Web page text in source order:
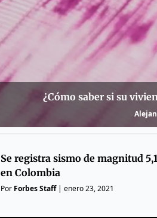
¿Cómo saber si su
Se registra sismo de magnitud 5,1
en Colombia
Por Forbes Staff| enero 23, 2021